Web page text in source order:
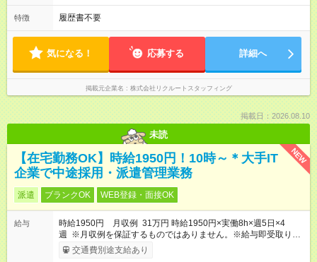
特徴 履歴書不要
気になる！ 応募する 詳細へ
掲載元企業名 株式会社リクルートスタッフィング
掲載日：2026.08.10
未読
NEW
【在宅勤務OK】時給1950円！10時～＊大手IT
企業で中途採用・派遣管理業務
派遣 ブランクOK WEB登録・面接OK
給与
時給1950円 月収例 31万円 時給1950円×実働8h×週5日×4
週 ※月収例を保証するものではありません。※給与即受取りサ
ービス利用可（利用条件有）
交通費別途支給あり